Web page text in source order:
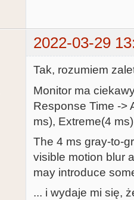
2022-03-29
Tak, rozumiem
Monitor ma
Response Time ->
ms), Extreme(4
The 4 ms gray-to-
visible motion blur
may introduce
... i wydaje mi się,